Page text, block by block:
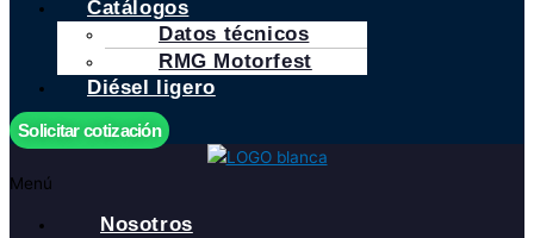
Catálogos
Datos técnicos
RMG Motorfest
Diésel ligero
Solicitar cotización
Menú
Nosotros